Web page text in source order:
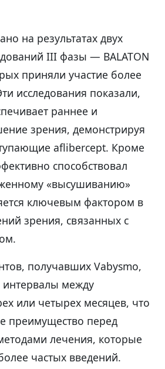
на результатах двух
III фазы — BALATON
приняли участие более
исследования показали,
раннее и
зрения, демонстрируя
aflibercept. Кроме
способствовал
«высушиванию»
ключевым фактором в
зрения, связанных с
получавших Vabysmo,
интервалы между
или четырех месяцев, что
преимущество перед
лечения, которые
частых введений.